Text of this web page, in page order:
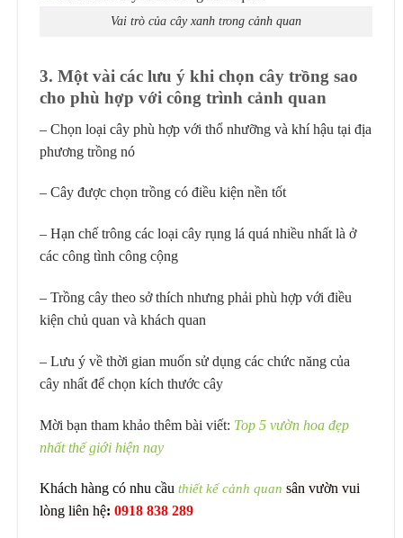
Vai trò của cây xanh trong cảnh quan
3. Một vài các lưu ý khi chọn cây trồng sao
cho phù hợp với công trình cảnh quan
– Chọn loại cây phù hợp với thổ nhưỡng và khí hậu tại địa
phương trồng nó
– Cây được chọn trồng có điều kiện nền tốt
– Hạn chế trông các loại cây rụng lá quá nhiều nhất là ở
các công tình công cộng
– Trồng cây theo sở thích nhưng phải phù hợp với điều
kiện chủ quan và khách quan
– Lưu ý về thời gian muốn sử dụng các chức năng của
cây nhất để chọn kích thước cây
Mời bạn tham khảo thêm bài viết: Top 5 vườn hoa đẹp
nhất thế giới hiện nay
Khách hàng có nhu cầu thiết kế cảnh quan sân vườn vui
lòng liên hệ: 0918 838 289